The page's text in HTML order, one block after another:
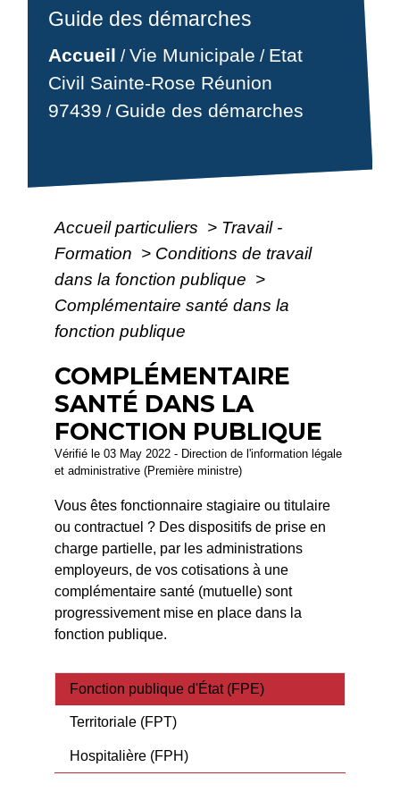
Guide des démarches
Accueil /Vie Municipale / Etat
Civil Sainte-Rose Réunion
97439 / Guide des démarches
Accueil particuliers > Travail -
Formation > Conditions de travail
dans la fonction publique >
Complémentaire santé dans la
fonction publique
COMPLÉMENTAIRE
SANTÉ DANS LA
FONCTION PUBLIQUE
Vérifié le 03 May 2022 - Direction de l'information légale
et administrative (Première ministre)
Vous êtes fonctionnaire stagiaire ou titulaire
ou contractuel ? Des dispositifs de prise en
charge partielle, par les administrations
employeurs, de vos cotisations à une
complémentaire santé (mutuelle) sont
progressivement mise en place dans la
fonction publique.
Fonction publique d'État (FPE)
Territoriale (FPT)
Hospitalière (FPH)